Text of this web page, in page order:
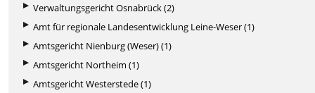
Verwaltungsgericht Osnabrück (2)
Amt für regionale Landesentwicklung Leine-Weser (1)
Amtsgericht Nienburg (Weser) (1)
Amtsgericht Northeim (1)
Amtsgericht Westerstede (1)